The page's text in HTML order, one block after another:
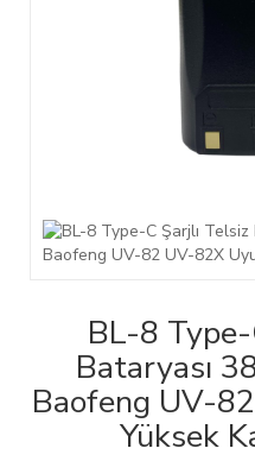
BL-8 Type-
Bataryası
Baofeng UV-
Yüksek